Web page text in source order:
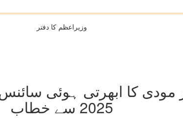
وزیراعظم کا دفتر
کا ابھرتی ہوئی
2025 سے خطاب